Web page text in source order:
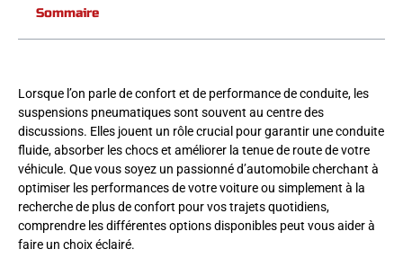
Sommaire
Lorsque l’on parle de confort et de performance de conduite, les
suspensions pneumatiques sont souvent au centre des
discussions. Elles jouent un rôle crucial pour garantir une conduite
fluide, absorber les chocs et améliorer la tenue de route de votre
véhicule. Que vous soyez un passionné d’automobile cherchant à
optimiser les performances de votre voiture ou simplement à la
recherche de plus de confort pour vos trajets quotidiens,
comprendre les différentes options disponibles peut vous aider à
faire un choix éclairé.